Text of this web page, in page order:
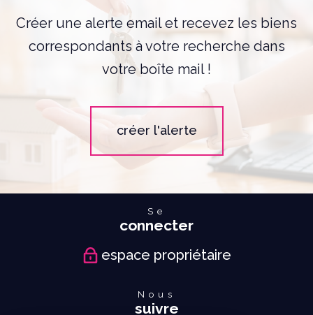
Créer une alerte email et recevez les biens
correspondants à votre recherche dans
votre boîte mail !
créer l'alerte
Se
connecter
espace propriétaire
Nous
suivre